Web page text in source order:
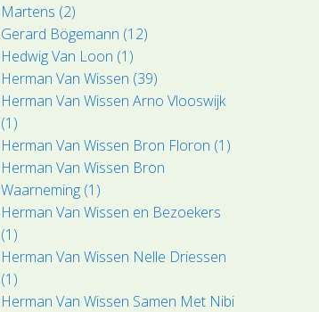
Martens (2)
Gerard Bögemann (12)
Hedwig Van Loon (1)
Herman Van Wissen (39)
Herman Van Wissen Arno Vlooswijk
(1)
Herman Van Wissen Bron Floron (1)
Herman Van Wissen Bron
Waarneming (1)
Herman Van Wissen en Bezoekers
(1)
Herman Van Wissen Nelle Driessen
(1)
Herman Van Wissen Samen Met Nibi